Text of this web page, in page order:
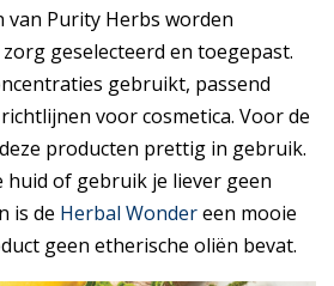
van Purity Herbs worden
geselecteerd en toegepast.
gebruikt, passend
voor cosmetica. Voor de
producten prettig in gebruik.
huid of gebruik je liever geen
is de Herbal Wondereen mooie
geen etherische oliën bevat.